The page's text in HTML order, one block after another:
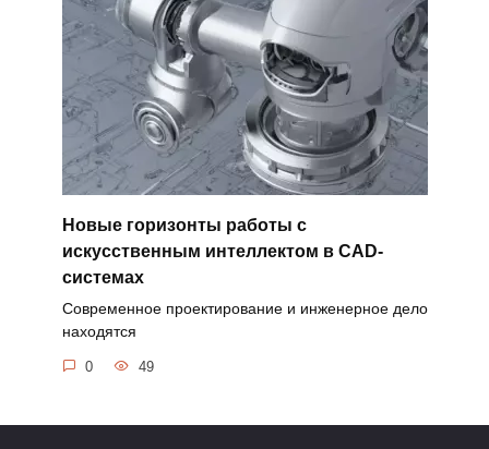
Новые горизонты работы с
искусственным интеллектом в CAD-
системах
Современное проектирование и инженерное дело
находятся
0 49